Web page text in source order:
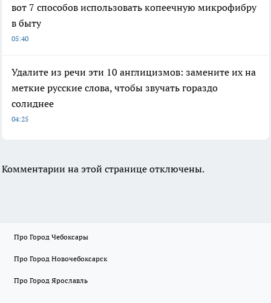
вот 7 способов использовать копеечную микрофибру
в быту
05:40
Удалите из речи эти 10 англицизмов: замените их на
меткие русские слова, чтобы звучать гораздо
солиднее
04:25
Комментарии на этой странице отключены.
Про Город Чебоксары
Про Город Новочебоксарск
Про Город Ярославль